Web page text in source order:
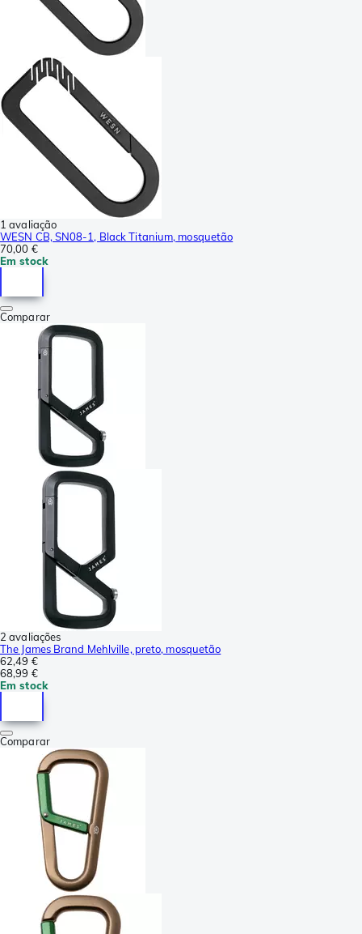
1 avaliação
WESN CB, SN08-1, Black Titanium, mosquetão
70,00 €
Em stock
Comparar
2 avaliações
The James Brand Mehlville, preto, mosquetão
62,49 €
68,99 €
Em stock
Comparar